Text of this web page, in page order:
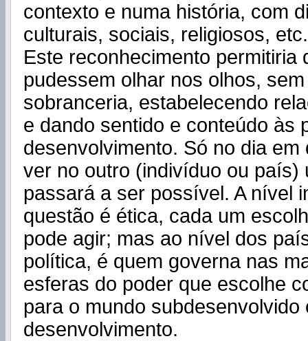
contexto e numa história, com
culturais, sociais, religiosos, etc.
Este reconhecimento permitiria
pudessem olhar nos olhos,
sobranceria, estabelecendo
e dando sentido e conteúdo às
desenvolvimento. Só no dia
ver no outro (indivíduo ou país)
passará a ser possível. A nível
questão é ética, cada um
pode agir; mas ao nível dos
política, é quem governa nas
esferas do poder que escolhe
para o mundo subdesenvolvido
desenvolvimento.